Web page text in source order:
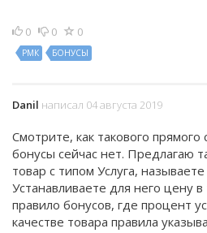
0 0 0
РМК БОНУСЫ
Danil написал 04 августа 2019
Смотрите, как такового прямого
бонусы сейчас нет. Предлагаю
товар с типом Услуга,
Устанавливаете для него цену
правило бонусов, где процент
качестве товара правила